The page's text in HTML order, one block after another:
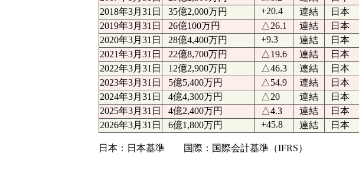
2018年3月31日
35億2,000万円 +20.4 連結
日本
2019年3月31日
26億100万円 △26.1 連結
日本
2020年3月31日
28億4,400万円 +9.3 連結
日本
2021年3月31日
22億8,700万円 △19.6 連結
日本
2022年3月31日
12億2,900万円 △46.3 連結
日本
2023年3月31日
5億5,400万円 △54.9 連結
日本
2024年3月31日
4億4,300万円 △20 連結
日本
2025年3月31日
4億2,400万円 △4.3 連結
日本
2026年3月31日
6億1,800万円 +45.8 連結 日本
日本：日本基準 国際：国際会計基準（IFRS）